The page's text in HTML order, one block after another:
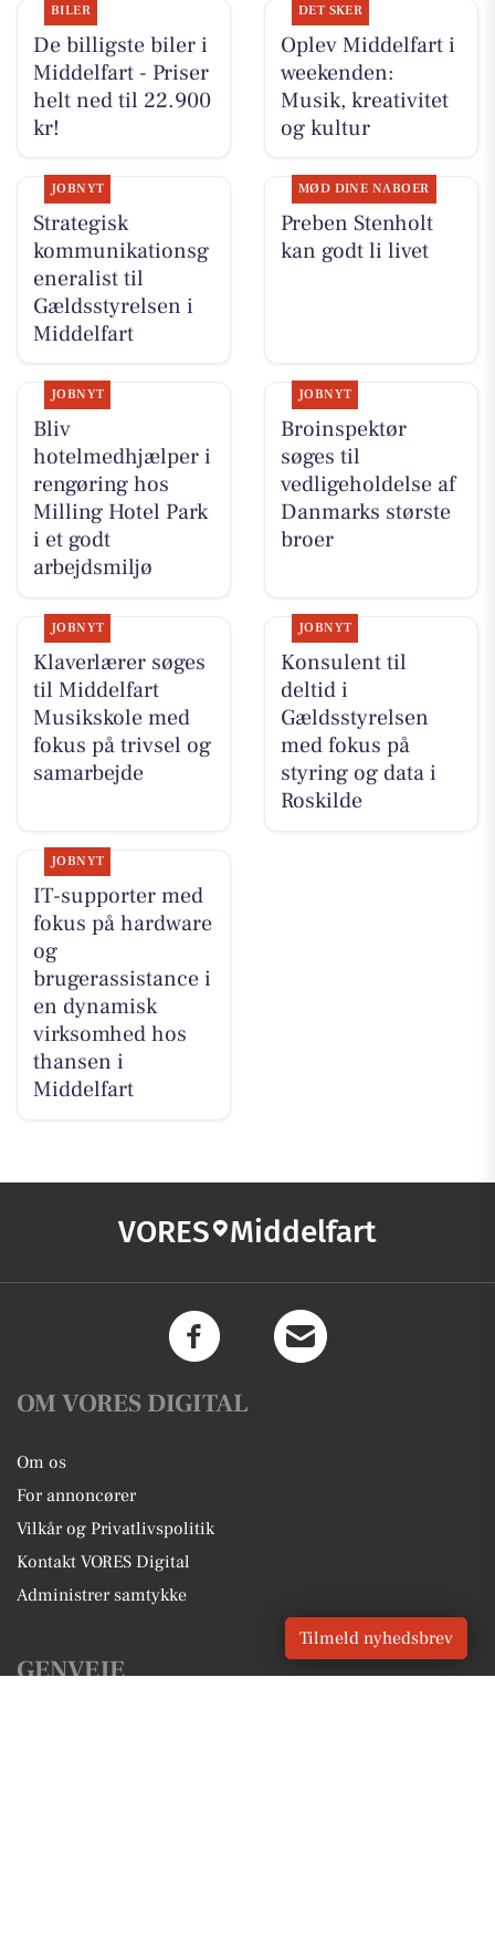
BILER
De billigste biler i
Middelfart - Priser
helt ned til 22.900
kr!
DET SKER
Oplev Middelfart i
weekenden:
Musik, kreativitet
og kultur
JOBNYT
Strategisk
kommunikationsg
eneralist til
Gældsstyrelsen i
Middelfart
MØD DINE NABOER
Preben Stenholt
kan godt li livet
JOBNYT
Bliv
hotelmedhjælper i
rengøring hos
Milling Hotel Park
i et godt
arbejdsmiljø
JOBNYT
Broinspektør
søges til
vedligeholdelse af
Danmarks største
broer
JOBNYT
Klaverlærer søges
til Middelfart
Musikskole med
fokus på trivsel og
samarbejde
JOBNYT
Konsulent til
deltid i
Gældsstyrelsen
med fokus på
styring og data i
Roskilde
JOBNYT
IT-supporter med
fokus på hardware
og
brugerassistance i
en dynamisk
virksomhed hos
thansen i
Middelfart
VORES Middelfart
OM VORES DIGITAL
Om os
For annoncører
Vilkår og Privatlivspolitik
Kontakt VORES Digital
Administrer samtykke
GENVEJE
Tilmeld nyhedsbrev